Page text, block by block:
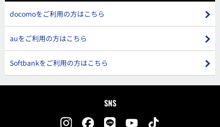
docomoをご利用の方はこちら
auをご利用の方はこちら
Softbankをご利用の方はこちら
SNS